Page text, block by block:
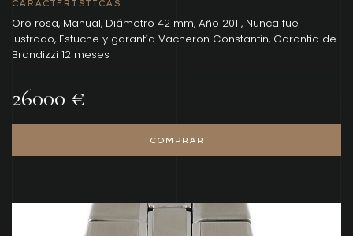
CARACTERÍSTICAS
Oro rosa, Manual, Diámetro 42 mm, Año 2011, Nunca fue
lustrado, Estuche y garantía Vacheron Constantin, Garantía de
Brandizzi 12 meses
26000 €
COMPRAR